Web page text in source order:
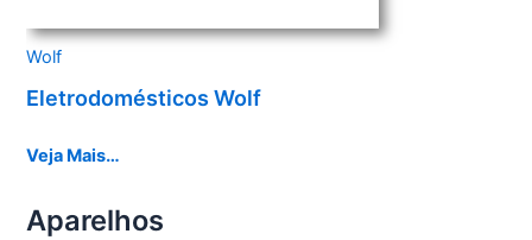
Wolf
Eletrodomésticos Wolf
Veja Mais…
Aparelhos